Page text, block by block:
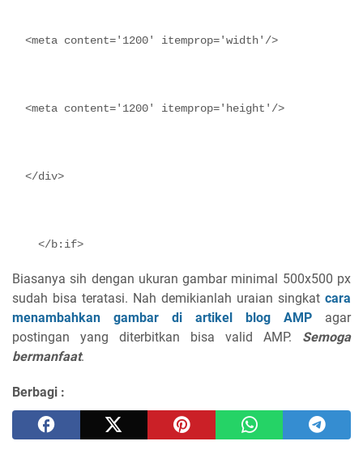
<meta content='1200' itemprop='width'/>
<meta content='1200' itemprop='height'/>
</div>
</b:if>
Biasanya sih dengan ukuran gambar minimal 500x500 px
sudah bisa teratasi. Nah demikianlah uraian singkat cara
menambahkan gambar di artikel blog AMP agar
postingan yang diterbitkan bisa valid AMP. Semoga
bermanfaat.
Berbagi :